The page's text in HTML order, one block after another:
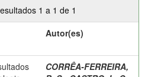
1 a 1 de 1
Autor(es)
CORRÊA-FERREIRA,